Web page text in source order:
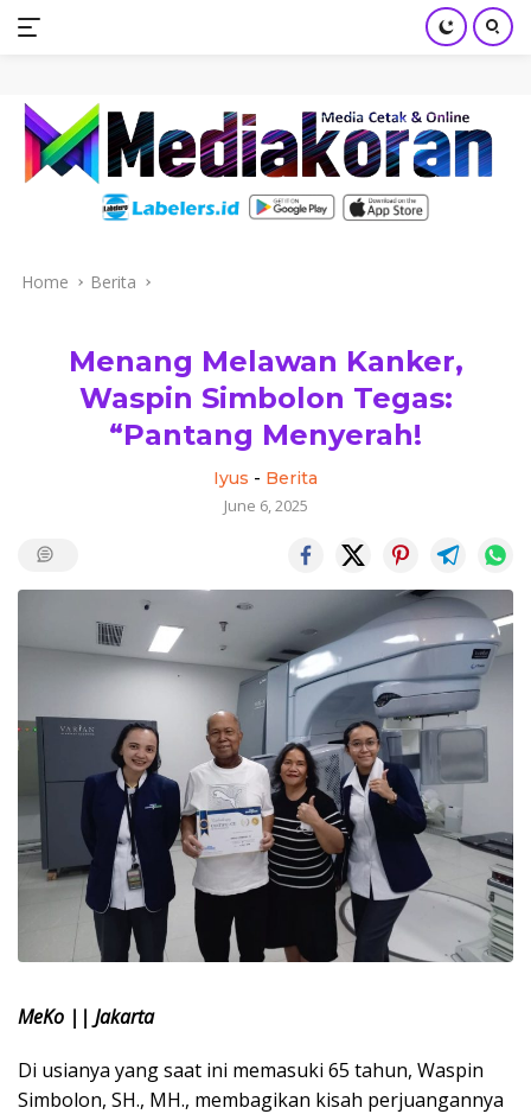
Skip
content
Home Berita
Menang Melawan Kanker,
Waspin Simbolon Tegas:
“Pantang Menyerah!
Iyus - Berita
June 6, 2025
MeKo || Jakarta
Di usianya yang saat ini memasuki 65 tahun, Waspin
Simbolon, SH., MH., membagikan kisah perjuangannya